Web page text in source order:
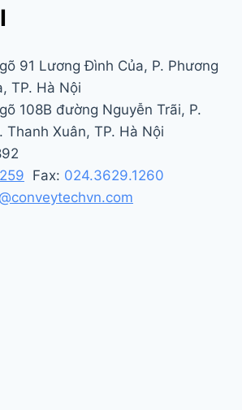
91 Lương Đình Của, P. Phương
TP. Hà Nội
108B đường Nguyễn Trãi, P.
Thanh Xuân, TP. Hà Nội
Fax: 024.3629.1260